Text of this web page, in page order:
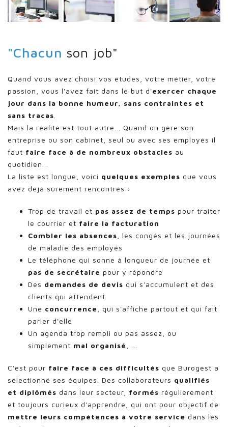
"Chacun son job"
Quand vous avez choisi vos études, votre métier, votre
passion, vous l'avez fait dans le but d'exercer chaque
jour dans la bonne humeur, sans contraintes et
sans tracas
Mais la réalité est tout autre... Quand on gère son
entreprise ou son cabinet, seul ou avec ses employés il
faut faire face à de nombreux obstacles au
quotidien...
La liste est longue, voici quelques exemples que vous
avez déjà sûrement rencontrés :
Trop de travail et pas assez de temps pour traiter
le courrier et faire la facturation
Combler les absences , les congés et les journées
de maladie des employés
Le téléphone qui sonne à longueur de journée et
pas de secrétaire pour y répondre
Des demandes de devis qui s'accumulent et des
clients qui attendent
Une concurrence
, qui s'affiche partout et qui fait
parler d'elle
Un agenda trop rempli ou pas assez, ou
simplement mal organisé
C'est pour faire face à ces difficultés que Burogest a
sélectionné ses équipes. Des collaborateurs qualifiés
et diplômés dans leur secteur, formés régulièrement
et toujours curieux d'apprendre, qui ont pour objectif de
mettre leurs compétences à votre service dans les